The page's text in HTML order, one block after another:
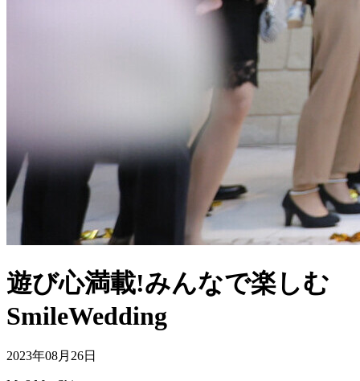
遊び心満載!みんなで楽しむ
SmileWedding
2023年08月26日